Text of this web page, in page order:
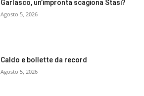
Garlasco, un’impronta scagiona Stasi?
Agosto 5, 2026
Caldo e bollette da record
Agosto 5, 2026